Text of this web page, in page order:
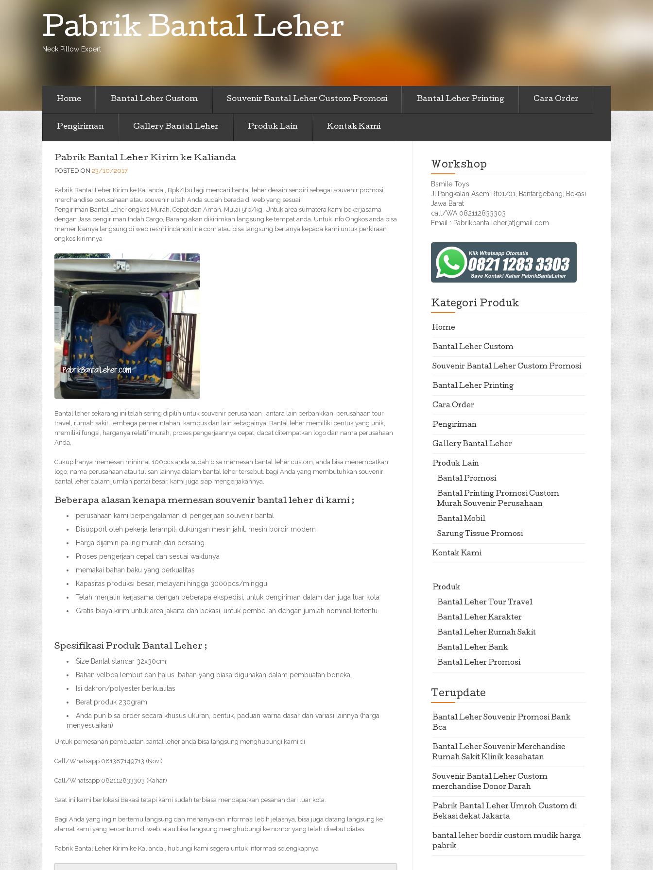
Pabrik Bantal Leher
Neck Pillow Expert
Home Bantal Leher Custom Souvenir Bantal Leher Custom Promosi Bantal Leher Printing Cara Order
Pengiriman Gallery Bantal Leher Produk Lain Kontak Kami
Pabrik Bantal Leher Kirim ke Kalianda
POSTED ON 23/10/2017
Pabrik Bantal Leher Kirim ke Kalianda , Bpk/Ibu lagi mencari bantal leher desain sendiri sebagai souvenir promosi,
merchandise perusahaan atau souvenir ultah Anda sudah berada di web yang sesuai.
Pengiriman Bantal Leher ongkos Murah, Cepat dan Aman, Mulai 5rb/kg. Untuk area sumatera kami bekerjasama
dengan Jasa pengiriman Indah Cargo, Barang akan dikirimkan langsung ke tempat anda. Untuk Info Ongkos anda bisa
memeriksanya langsung di web resmi indahonline.com atau bisa langsung bertanya kepada kami untuk perkiraan
ongkos kirimnya
Bantal leher sekarang ini telah sering dipilih untuk souvenir perusahaan , antara lain perbankkan, perusahaan tour
travel, rumah sakit, lembaga pemerintahan, kampus dan lain sebagainya. Bantal leher memiliki bentuk yang unik,
memiliki fungsi, harganya relatif murah, proses pengerjaannya cepat, dapat ditempatkan logo dan nama perusahaan
Anda.
Cukup hanya memesan minimal 100pcs anda sudah bisa memesan bantal leher custom, anda bisa menempatkan
logo, nama perusahaan atau tulisan lainnya dalam bantal leher tersebut. bagi Anda yang membutuhkan souvenir
bantal leher dalam jumlah partai besar, kami juga siap mengerjakannya.
Beberapa alasan kenapa memesan souvenir bantal leher di kami ;
perusahaan kami berpengalaman di pengerjaan souvenir bantal
Disupport oleh pekerja terampil, dukungan mesin jahit, mesin bordir modern
Harga dijamin paling murah dan bersaing
Proses pengerjaan cepat dan sesuai waktunya
memakai bahan baku yang berkualitas
Kapasitas produksi besar, melayani hingga 3000pcs/minggu
Telah menjalin kerjasama dengan beberapa ekspedisi, untuk pengiriman dalam dan juga luar kota
Gratis biaya kirim untuk area jakarta dan bekasi, untuk pembelian dengan jumlah nominal tertentu.
Spesifikasi Produk Bantal Leher ;
Size Bantal standar 32x30cm,
Bahan velboa lembut dan halus. bahan yang biasa digunakan dalam pembuatan boneka.
Isi dakron/polyester berkualitas
Berat produk 230gram
Anda pun bisa order secara khusus ukuran, bentuk, paduan warna dasar dan variasi lainnya (harga
menyesuaikan)
Untuk pemesanan pembuatan bantal leher anda bisa langsung menghubungi kami di
Call/Whatsapp 081387149713 (Novi)
Call/Whatsapp 082112833303 (Kahar)
Saat ini kami berlokasi Bekasi tetapi kami sudah terbiasa mendapatkan pesanan dari luar kota.
Bagi Anda yang ingin bertemu langsung dan menanyakan informasi lebih jelasnya, bisa juga datang langsung ke
alamat kami yang tercantum di web. atau bisa langsung menghubungi ke nomor yang telah disebut diatas.
Pabrik Bantal Leher Kirim ke Kalianda , hubungi kami segera untuk informasi selengkapnya
Workshop
Bsmile Toys
Jl.Pangkalan Asem Rt01/01, Bantargebang, Bekasi
Jawa Barat
call/WA 082112833303
Email : Pabrikbantalleher[at]gmail.com
Kategori Produk
Home
Bantal Leher Custom
Souvenir Bantal Leher Custom Promosi
Bantal Leher Printing
Cara Order
Pengiriman
Gallery Bantal Leher
Produk Lain
Bantal Promosi
Bantal Printing Promosi Custom
Murah Souvenir Perusahaan
Bantal Mobil
Sarung Tissue Promosi
Kontak Kami
Produk
Bantal Leher Tour Travel
Bantal Leher Karakter
Bantal Leher Rumah Sakit
Bantal Leher Bank
Bantal Leher Promosi
Terupdate
Bantal Leher Souvenir Promosi Bank
Bca
Bantal Leher Souvenir Merchandise
Rumah Sakit Klinik kesehatan
Souvenir Bantal Leher Custom
merchandise Donor Darah
Pabrik Bantal Leher Umroh Custom di
Bekasi dekat Jakarta
bantal leher bordir custom mudik harga
pabrik